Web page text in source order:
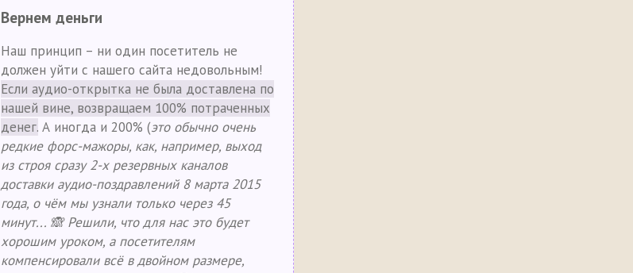
Вернем деньги
Наш принцип – ни один посетитель не
должен уйти с нашего сайта недовольным!
Если аудио-открытка не была доставлена по
нашей вине, возвращаем 100% потраченных
денег. А иногда и 200% (это обычно очень
редкие форс-мажоры, как, например, выход
из строя сразу 2-х резервных каналов
доставки аудио-поздравлений 8 марта 2015
года, о чём мы узнали только через 45
минут... 🙈 Решили, что для нас это будет
хорошим уроком, а посетителям
компенсировали всё в двойном размере,